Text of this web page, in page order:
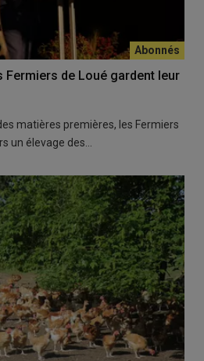
Fermiers de Loué gardent leur
matières premières, les Fermiers
un élevage des…